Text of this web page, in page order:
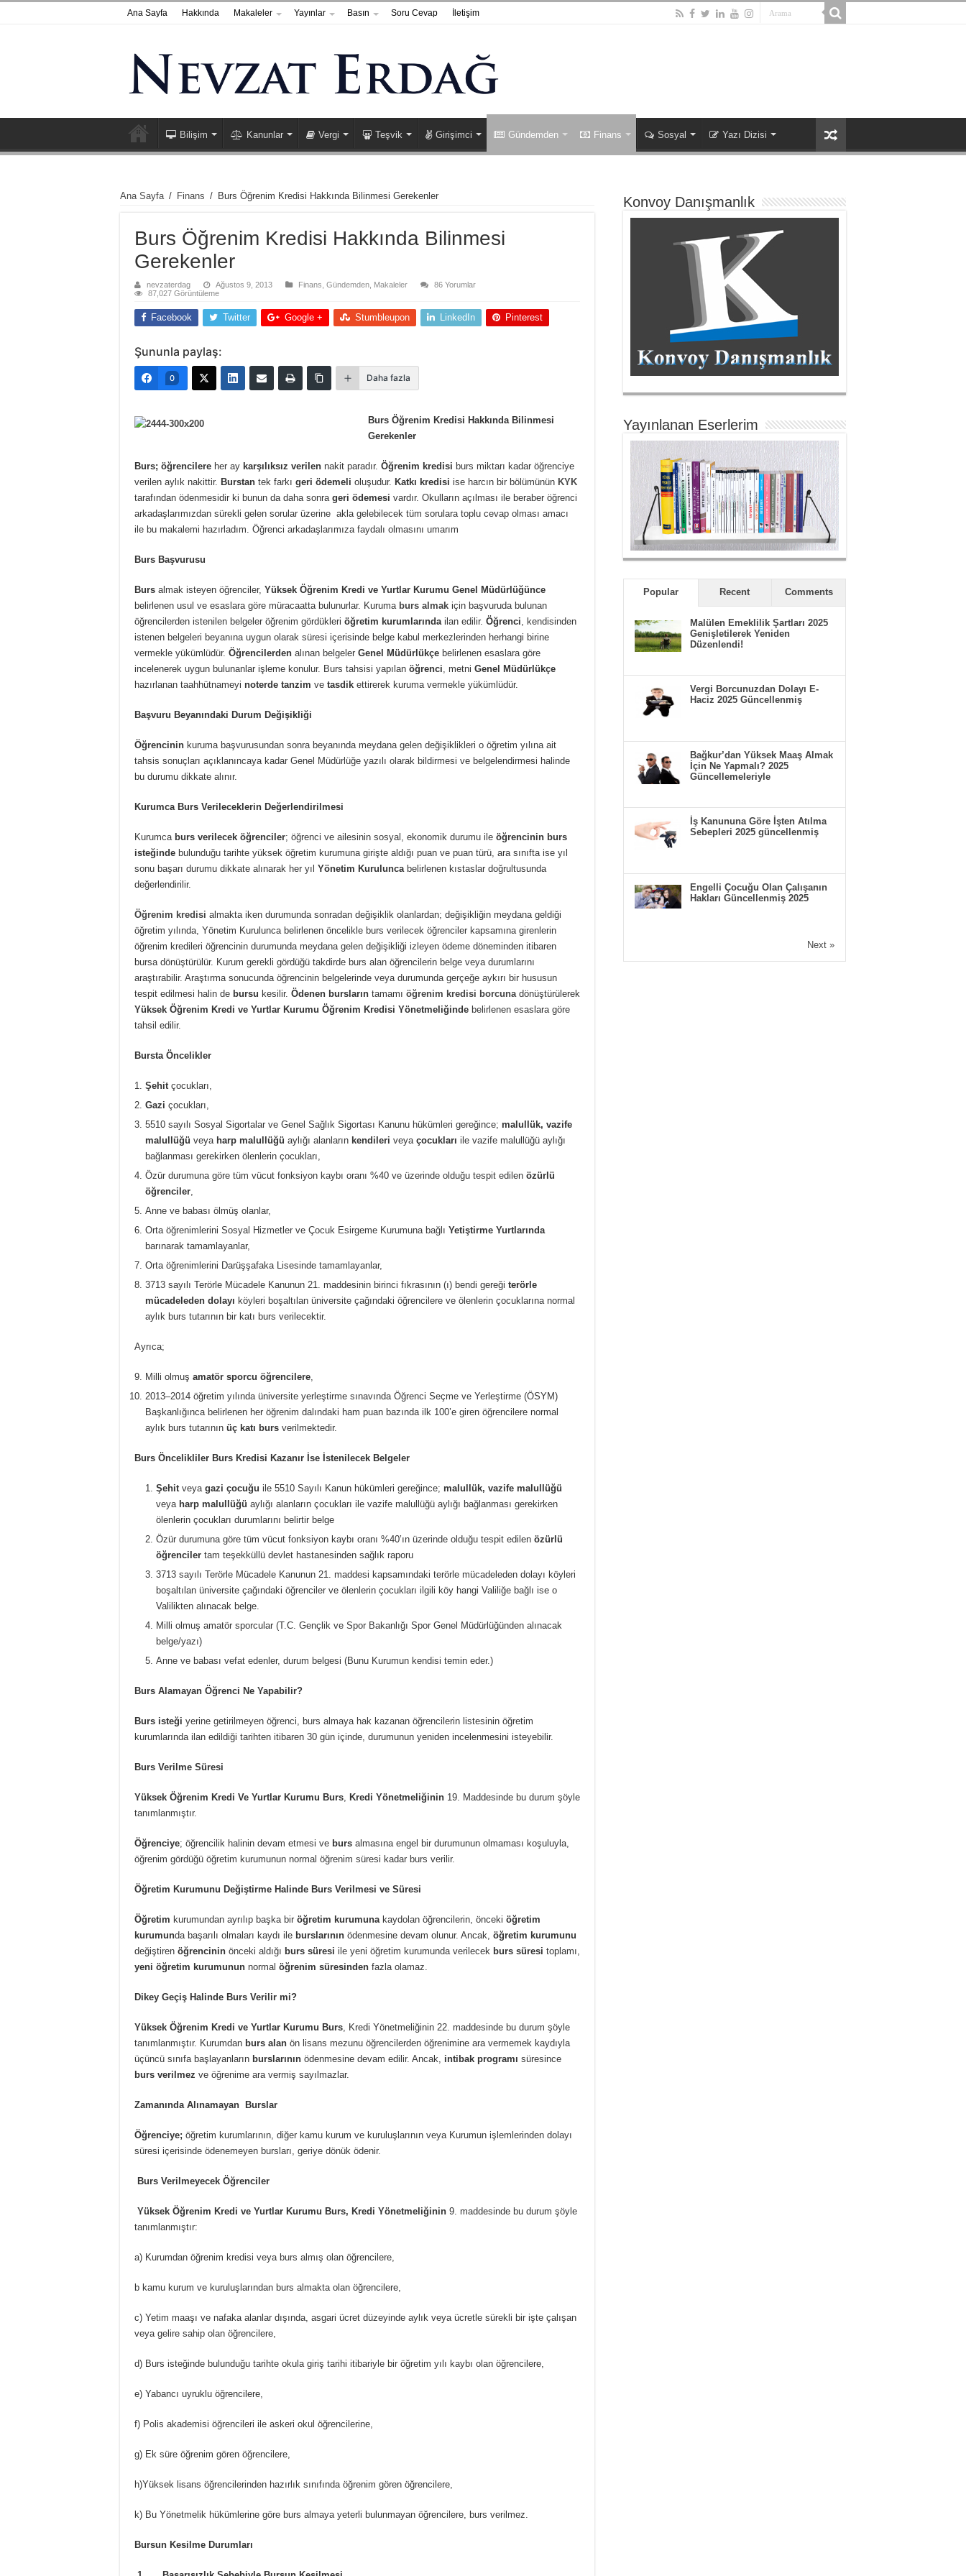
Ana Sayfa Hakkında Makaleler Yayınlar Basın Soru Cevap İletişim
Bilişim Kanunlar Vergi Teşvik Girişimci Gündemden Finans Sosyal Yazı Dizisi
Ana Sayfa / Finans / Burs Öğrenim Kredisi Hakkında Bilinmesi Gerekenler
Burs Öğrenim Kredisi Hakkında Bilinmesi
Gerekenler
nevzaterdag Ağustos 9, 2013 Finans Gündemden Makaleler
86 Yorumlar
87,027 Görüntüleme
Facebook Twitter Google + Stumbleupon LinkedIn Pinterest
Şununla paylaş:
0 Daha fazla
Burs Öğrenim Kredisi Hakkında Bilinmesi
Gerekenler
Burs; öğrencilere her ay karşılıksız verilen nakit paradır. Öğrenim kredisi burs miktarı kadar öğrenciye
verilen aylık nakittir. Burstan tek farkı geri ödemeli oluşudur. Katkı kredisi ise harcın bir bölümünün KYK
tarafından ödenmesidir ki bunun da daha sonra geri ödemesi vardır. Okulların açılması ile beraber öğrenci
arkadaşlarımızdan sürekli gelen sorular üzerine akla gelebilecek tüm sorulara toplu cevap olması amacı
ile bu makalemi hazırladım. Öğrenci arkadaşlarımıza faydalı olmasını umarım
Burs Başvurusu
Burs almak isteyen öğrenciler, Yüksek Öğrenim Kredi ve Yurtlar Kurumu Genel Müdürlüğünce
belirlenen usul ve esaslara göre müracaatta bulunurlar. Kuruma burs almak için başvuruda bulunan
öğrencilerden istenilen belgeler öğrenim gördükleri öğretim kurumlarındailan edilir. Öğrenci, kendisinden
istenen belgeleri beyanına uygun olarak süresi içerisinde belge kabul merkezlerinden herhangi birine
vermekle yükümlüdür. Öğrencilerden alınan belgeler Genel Müdürlükçe belirlenen esaslara göre
incelenerek uygun bulunanlar işleme konulur. Burs tahsisi yapılan öğrenci, metni Genel Müdürlükçe
hazırlanan taahhütnameyi noterde tanzim ve tasdik ettirerek kuruma vermekle yükümlüdür.
Başvuru Beyanındaki Durum Değişikliği
Öğrencinin kuruma başvurusundan sonra beyanında meydana gelen değişiklikleri o öğretim yılına ait
tahsis sonuçları açıklanıncaya kadar Genel Müdürlüğe yazılı olarak bildirmesi ve belgelendirmesi halinde
bu durumu dikkate alınır.
Kurumca Burs Verileceklerin Değerlendirilmesi
Kurumca burs verilecek öğrenciler; öğrenci ve ailesinin sosyal, ekonomik durumu ile öğrencinin burs
isteğinde bulunduğu tarihte yüksek öğretim kurumuna girişte aldığı puan ve puan türü, ara sınıfta ise yıl
sonu başarı durumu dikkate alınarak her yıl Yönetim Kuruluncabelirlenen kıstaslar doğrultusunda
değerlendirilir.
Öğrenim kredisi almakta iken durumunda sonradan değişiklik olanlardan; değişikliğin meydana geldiği
öğretim yılında, Yönetim Kurulunca belirlenen öncelikle burs verilecek öğrenciler kapsamına girenlerin
öğrenim kredileri öğrencinin durumunda meydana gelen değişikliği izleyen ödeme döneminden itibaren
bursa dönüştürülür. Kurum gerekli gördüğü takdirde burs alan öğrencilerin belge veya durumlarını
araştırabilir. Araştırma sonucunda öğrencinin belgelerinde veya durumunda gerçeğe aykırı bir hususun
tespit edilmesi halin de bursu kesilir. Ödenen bursların tamamı öğrenim kredisi borcunadönüştürülerek
Yüksek Öğrenim Kredi ve Yurtlar Kurumu Öğrenim Kredisi Yönetmeliğinde belirlenen esaslara göre
tahsil edilir.
Bursta Öncelikler
Şehitçocukları,
Gazi çocukları,
5510 sayılı Sosyal Sigortalar ve Genel Sağlık Sigortası Kanunu hükümleri gereğince; malullük, vazife
malullüğü veya harp malullüğü aylığı alanların kendileri veyaçocukları ile vazife malullüğü aylığı
bağlanması gerekirken ölenlerin çocukları,
Özür durumuna göre tüm vücut fonksiyon kaybı oranı %40 ve üzerinde olduğu tespit edilen özürlü
öğrenciler,
Anne ve babası ölmüş olanlar,
Orta öğrenimlerini Sosyal Hizmetler ve Çocuk Esirgeme Kurumuna bağlı Yetiştirme Yurtlarında
barınarak tamamlayanlar,
Orta öğrenimlerini Darüşşafaka Lisesinde tamamlayanlar,
3713 sayılı Terörle Mücadele Kanunun 21. maddesinin birinci fıkrasının (ı) bendi gereği terörle
mücadeleden dolayı köyleri boşaltılan üniversite çağındaki öğrencilere ve ölenlerin çocuklarına normal
aylık burs tutarının bir katı burs verilecektir.
Ayrıca;
Milli olmuş amatör sporcu öğrencilere,
2013–2014 öğretim yılında üniversite yerleştirme sınavında Öğrenci Seçme ve Yerleştirme (ÖSYM)
Başkanlığınca belirlenen her öğrenim dalındaki ham puan bazında ilk 100’e giren öğrencilere normal
aylık burs tutarının üç katı burs verilmektedir.
Burs Öncelikliler Burs Kredisi Kazanır İse İstenilecek Belgeler
Şehit veyagazi çocuğu ile 5510 Sayılı Kanun hükümleri gereğince; malullük, vazife malullüğü
veya harp malullüğü aylığı alanların çocukları ile vazife malullüğü aylığı bağlanması gerekirken
ölenlerin çocukları durumlarını belirtir belge
Özür durumuna göre tüm vücut fonksiyon kaybı oranı %40’ın üzerinde olduğu tespit edilen özürlü
öğrenciler tam teşekküllü devlet hastanesinden sağlık raporu
3713 sayılı Terörle Mücadele Kanunun 21. maddesi kapsamındaki terörle mücadeleden dolayı köyleri
boşaltılan üniversite çağındaki öğrenciler ve ölenlerin çocukları ilgili köy hangi Valiliğe bağlı ise o
Valilikten alınacak belge.
Milli olmuş amatör sporcular (T.C. Gençlik ve Spor Bakanlığı Spor Genel Müdürlüğünden alınacak
belge/yazı)
Anne ve babası vefat edenler, durum belgesi (Bunu Kurumun kendisi temin eder.)
Burs Alamayan Öğrenci Ne Yapabilir?
Burs isteği yerine getirilmeyen öğrenci, burs almaya hak kazanan öğrencilerin listesinin öğretim
kurumlarında ilan edildiği tarihten itibaren 30 gün içinde, durumunun yeniden incelenmesini isteyebilir.
Burs Verilme Süresi
Yüksek Öğrenim Kredi Ve Yurtlar Kurumu Burs, Kredi Yönetmeliğinin 19. Maddesinde bu durum şöyle
tanımlanmıştır.
Öğrenciye; öğrencilik halinin devam etmesi ve burs almasına engel bir durumunun olmaması koşuluyla,
öğrenim gördüğü öğretim kurumunun normal öğrenim süresi kadar burs verilir.
Öğretim Kurumunu Değiştirme Halinde Burs Verilmesi ve Süresi
Öğretim kurumundan ayrılıp başka bir öğretim kurumunakaydolan öğrencilerin, önceki öğretim
kurumunda başarılı olmaları kaydı ile burslarının ödenmesine devam olunur. Ancak, öğretim kurumunu
değiştiren öğrencinin önceki aldığı burs süresi ile yeni öğretim kurumunda verilecek burs süresi toplamı,
yeni öğretim kurumunun normal öğrenim süresinden fazla olamaz.
Dikey Geçiş Halinde Burs Verilir mi?
Yüksek Öğrenim Kredi ve Yurtlar Kurumu Burs, Kredi Yönetmeliğinin 22. maddesinde bu durum şöyle
tanımlanmıştır. Kurumdan burs alan ön lisans mezunu öğrencilerden öğrenimine ara vermemek kaydıyla
üçüncü sınıfa başlayanların burslarının ödenmesine devam edilir. Ancak, intibak programı süresince
burs verilmez ve öğrenime ara vermiş sayılmazlar.
Zamanında Alınamayan Burslar
Öğrenciye; öğretim kurumlarının, diğer kamu kurum ve kuruluşlarının veya Kurumun işlemlerinden dolayı
süresi içerisinde ödenemeyen bursları, geriye dönük ödenir.
Burs Verilmeyecek Öğrenciler
Yüksek Öğrenim Kredi ve Yurtlar Kurumu Burs, Kredi Yönetmeliğinin 9. maddesinde bu durum şöyle
tanımlanmıştır:
a) Kurumdan öğrenim kredisi veya burs almış olan öğrencilere,
b kamu kurum ve kuruluşlarından burs almakta olan öğrencilere,
c) Yetim maaşı ve nafaka alanlar dışında, asgari ücret düzeyinde aylık veya ücretle sürekli bir işte çalışan
veya gelire sahip olan öğrencilere,
d) Burs isteğinde bulunduğu tarihte okula giriş tarihi itibariyle bir öğretim yılı kaybı olan öğrencilere,
e) Yabancı uyruklu öğrencilere,
f) Polis akademisi öğrencileri ile askeri okul öğrencilerine,
g) Ek süre öğrenim gören öğrencilere,
h)Yüksek lisans öğrencilerinden hazırlık sınıfında öğrenim gören öğrencilere,
k) Bu Yönetmelik hükümlerine göre burs almaya yeterli bulunmayan öğrencilere, burs verilmez.
Bursun Kesilme Durumları
Konvoy Danışmanlık
Yayınlanan Eserlerim
Popular Recent Comments
Malülen Emeklilik Şartları 2025
Genişletilerek Yeniden
Düzenlendi!
Vergi Borcunuzdan Dolayı E-
Haciz 2025 Güncellenmiş
Bağkur’dan Yüksek Maaş Almak
İçin Ne Yapmalı? 2025
Güncellemeleriyle
İş Kanununa Göre İşten Atılma
Sebepleri 2025 güncellenmiş
Engelli Çocuğu Olan Çalışanın
Hakları Güncellenmiş 2025
Next »